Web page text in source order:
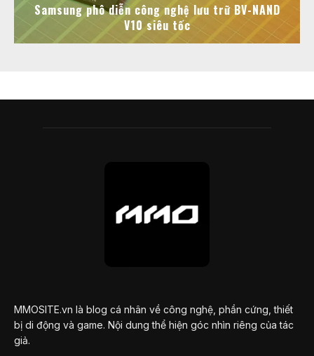
Samsung phô diễn công nghệ lưu trữ BV-NAND
V10 siêu tốc
MMOSITE.vn là blog cá nhân về công nghệ, phần cứng, thiết
bị di động và game. Nội dung thể hiện góc nhìn riêng của tác
giả.